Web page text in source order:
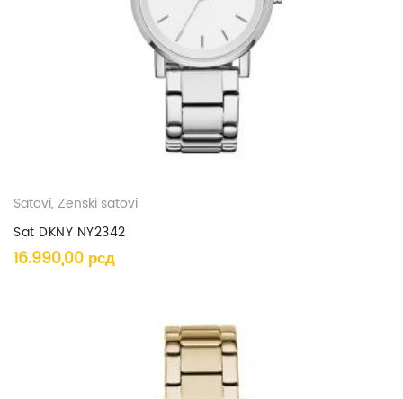
Satovi, Ženski satovi
Sat DKNY NY2342
16.990,00 рсд